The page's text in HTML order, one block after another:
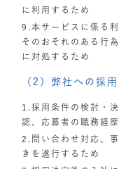
に利用するため
9.本サービスに係る
そのおそれのある行
に対処するため
（2）弊社への採
1.採用条件の検討・
認、応募者の職務経
2.問い合わせ対応、
きを遂行するため